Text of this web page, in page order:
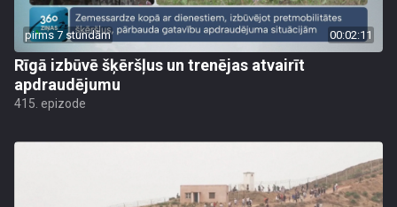
pirms 7 stundām 00:02:11
Rīgā izbūvē šķēršļus un trenējas atvairīt
apdraudējumu
415. epizode